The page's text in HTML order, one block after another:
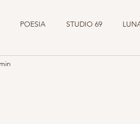
POESIA STUDIO 69
SACRO MASCHILE